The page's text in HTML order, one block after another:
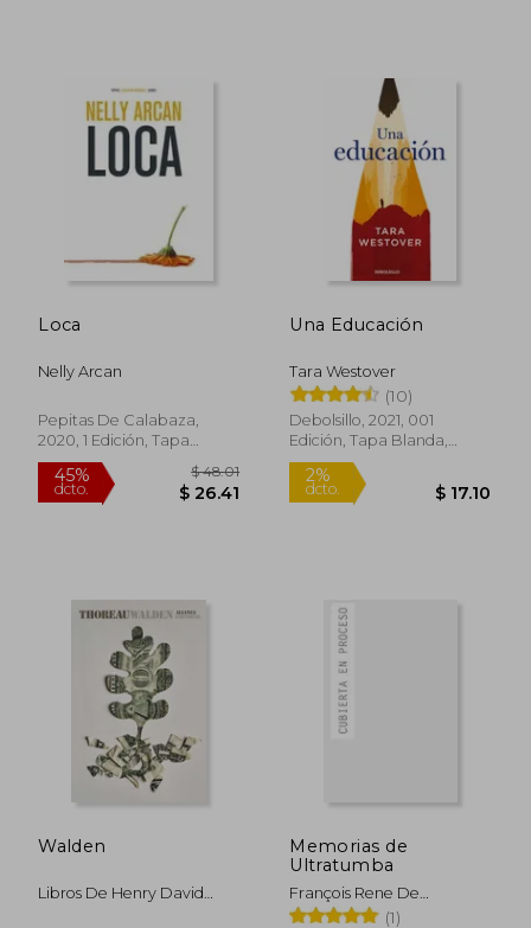
Loca
Nelly Arcan
Pepitas De Calabaza,
2020, 1 Edición, Tapa
Blanda, Nuevo
Una Educación
Tara Westover
(10)
Debolsillo, 2021, 001
Edición, Tapa Blanda,
Nuevo
Walden
Libros De Henry David
Memorias de
Ultratumba
François Rene De
Chateaubriand
(1)